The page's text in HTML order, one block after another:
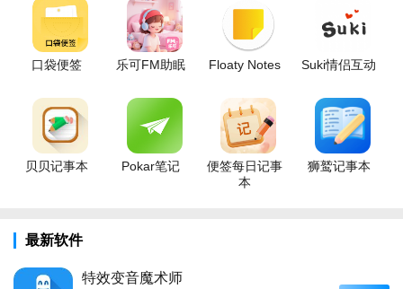
口袋便签 乐可FM助眠 Floaty Notes Suki情侣互动
贝贝记事本 Pokar笔记
便签每日记事
本
狮鹫记事本
最新软件
特效变音魔术师